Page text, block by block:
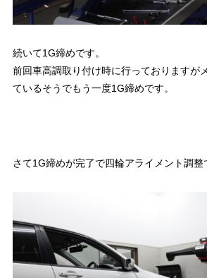
続いて1G締めです。
前回車高調取り付け時に行っておりますが
ているそうでもう一度1G締めです。
さて1G締めが完了で四輪アライメント調整